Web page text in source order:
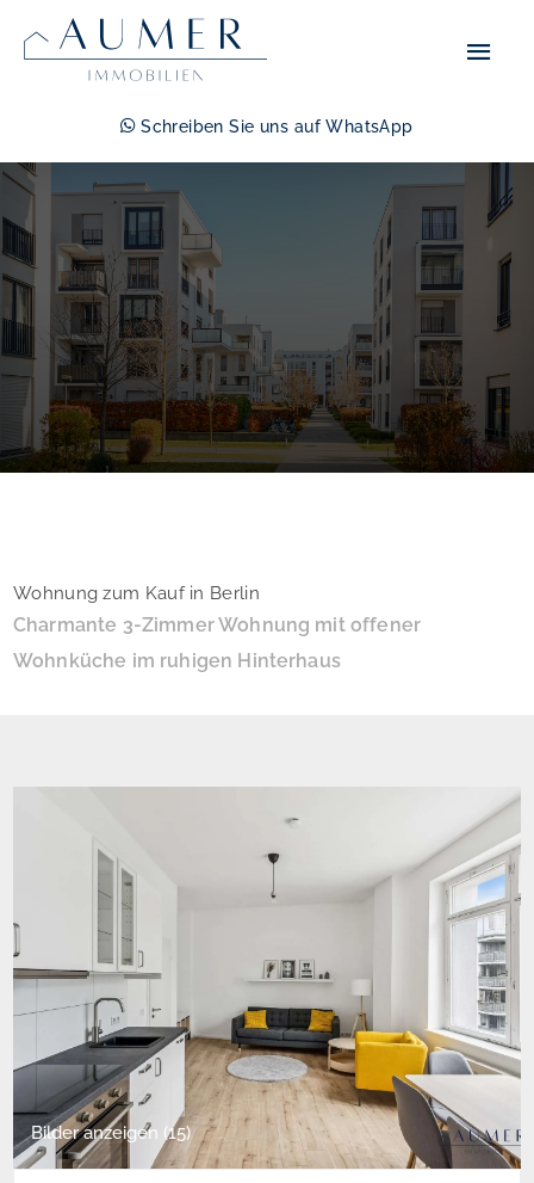
Schreiben Sie uns auf WhatsApp
Wohnung zum Kauf in Berlin
Charmante 3-Zimmer Wohnung mit offener
Wohnküche im ruhigen Hinterhaus
Bilder anzeigen (15)